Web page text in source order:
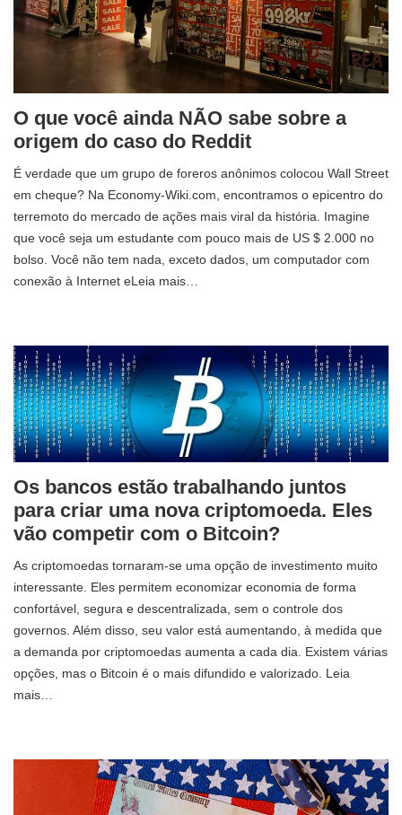
O que você ainda NÃO sabe sobre a
origem do caso do Reddit
É verdade que um grupo de foreros anônimos colocou Wall Street
em cheque? Na Economy-Wiki.com, encontramos o epicentro do
terremoto do mercado de ações mais viral da história. Imagine
que você seja um estudante com pouco mais de US $ 2.000 no
bolso. Você não tem nada, exceto dados, um computador com
conexão à Internet eLeia mais…
Os bancos estão trabalhando juntos
para criar uma nova criptomoeda. Eles
vão competir com o Bitcoin?
As criptomoedas tornaram-se uma opção de investimento muito
interessante. Eles permitem economizar economia de forma
confortável, segura e descentralizada, sem o controle dos
governos. Além disso, seu valor está aumentando, à medida que
a demanda por criptomoedas aumenta a cada dia. Existem várias
opções, mas o Bitcoin é o mais difundido e valorizado. Leia
mais…